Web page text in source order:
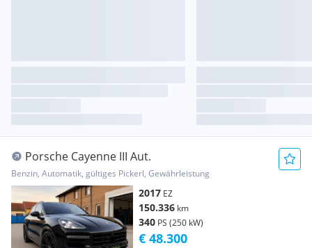
Porsche Cayenne III Aut.
Benzin, Automatik, gültiges Pickerl, Gewährleistung
2017 EZ
150.336 km
340 PS (250 kW)
€ 48.300